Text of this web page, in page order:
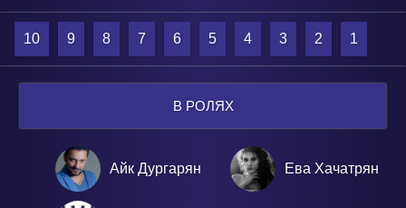
10 9 8 7 6 5 4 3 2 1
В РОЛЯХ
Айк Дургарян Ева Хачатрян